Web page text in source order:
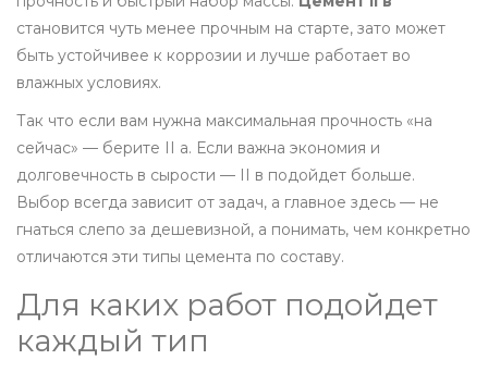
становится чуть менее прочным на старте, зато может
быть устойчивее к коррозии и лучше работает во
влажных условиях.
Так что если вам нужна максимальная прочность «на
сейчас» — берите II а. Если важна экономия и
долговечность в сырости — II в подойдет больше.
Выбор всегда зависит от задач, а главное здесь — не
гнаться слепо за дешевизной, а понимать, чем конкретно
отличаются эти типы цемента по составу.
Для каких работ подойдет
каждый тип